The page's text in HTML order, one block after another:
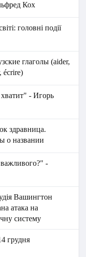
Кох
головні події
глаголы (aider,
écrire)
- Игорь
здравница.
о названии
-
Вашингтон
атака на
систему
грудня